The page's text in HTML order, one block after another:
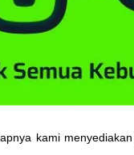
kami menyediakan